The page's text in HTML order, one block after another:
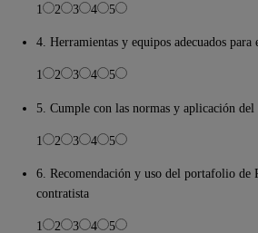
1 2 3 4 5
4. Herramientas y equipos adecuados para
1 2 3 4 5
5. Cumple con las normas y aplicación
1 2 3 4 5
6. Recomendación y uso del portafolio de
contratista
1 2 3 4 5